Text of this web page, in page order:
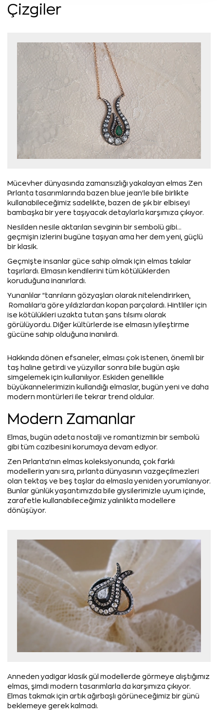
Çizgiler
Mücevher dünyasında zamansızlığı yakalayan elmas Zen
Pırlanta tasarımlarında bazen blue jean'le bile birlikte
kullanabileceğimiz sadelikte, bazen de şık bir elbiseyi
bambaşka bir yere taşıyacak detaylarla karşımıza çıkıyor.
Nesilden nesile aktarılan sevginin bir sembolü gibi...
geçmişin izlerini bugüne taşıyan ama her dem yeni, güçlü
bir klasik.
Geçmişte insanlar güce sahip olmak için elmas takılar
taşırlardı. Elmasın kendilerini tüm kötülüklerden
koruduğuna inanırlardı.
Yunanlılar "tanrıların gözyaşları olarak nitelendirirken,
Romalılar'a göre yıldızlardan kopan parçalardı. Hintliler için
ise kötülükleri uzakta tutan şans tılsımı olarak
görülüyordu. Diğer kültürlerde ise elmasın iyileştirme
gücüne sahip olduğuna inanılırdı.
Hakkında dönen efsaneler, elması çok istenen, önemli bir
taş haline getirdi ve yüzyıllar sonra bile bugün aşkı
simgelemek için kullanılıyor. Eskiden genellikle
büyükannelerimizin kullandığı elmaslar, bugün yeni ve daha
modern montürleri ile tekrar trend oldular.
Modern Zamanlar
Elmas, bugün adeta nostalji ve romantizmin bir sembolü
gibi tüm cazibesini korumaya devam ediyor.
Zen Pırlanta'nın elmas koleksiyonunda, çok farklı
modellerin yanı sıra, pırlanta dünyasının vazgeçilmezleri
olan tektaş ve beş taşlar da elmasla yeniden yorumlanıyor.
Bunlar günlük yaşantımızda bile giysilerimizle uyum içinde,
zarafetle kullanabileceğimiz yalınlıkta modellere
dönüşüyor.
Anneden yadigar klasik gül modellerde görmeye alıştığımız
elmas, şimdi modern tasarımlarla da karşımıza çıkıyor.
Elmas takmak için artık ağırbaşlı görüneceğimiz bir günü
beklemeye gerek kalmadı.